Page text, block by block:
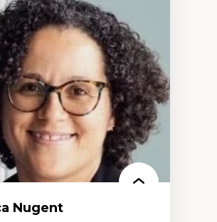
et neurosciences
d'essais cliniques
des politiques et pratiques en santé
de protocoles d'essais
interfonctionnelle
en recherche clinique
de cadres politiques
avec des entreprises
de publications et de rapports
et mentorat
Nugent